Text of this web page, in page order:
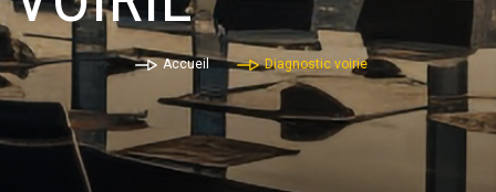
Accueil Diagnostic voirie